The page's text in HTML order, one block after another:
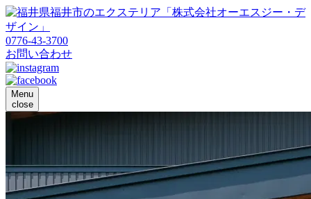
0776-43-3700
お問い合わせ
Menu
close